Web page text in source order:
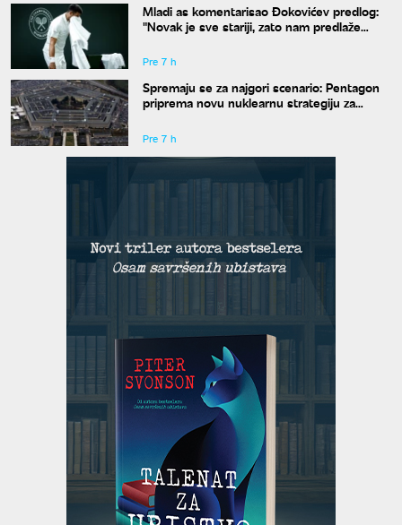
Mladi as komentarisao Đokovićev predlog:
"Novak je sve stariji, zato nam predlaže
Pre 7 h
Spremaju se za najgori scenario: Pentagon
priprema novu nuklearnu strategiju za
Pre 7 h